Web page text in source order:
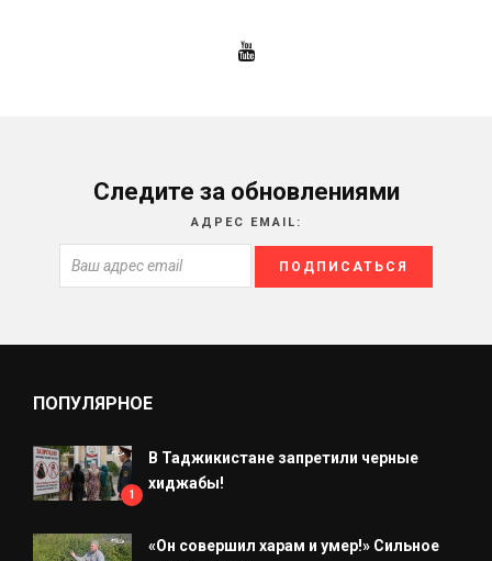
Следите за обновлениями
АДРЕС EMAIL:
ПОПУЛЯРНОЕ
1
В Таджикистане запретили черные
хиджабы!
«Он совершил харам и умер!» Сильное